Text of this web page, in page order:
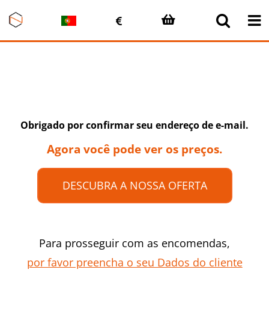
content
Obrigado por confirmar seu endereço de e-mail.
Agora você pode ver os preços.
DESCUBRA A NOSSA OFERTA
Para prosseguir com as encomendas,
por favor preencha o seu Dados do cliente